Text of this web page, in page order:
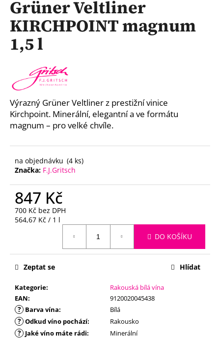
Grüner Veltliner
KIRCHPOINT magnum
1,5 l
Výrazný Grüner Veltliner z prestižní vinice
Kirchpoint. Minerální, elegantní a ve formátu
magnum – pro velké chvíle.
na objednávku (4 ks)
Značka: F.J.Gritsch
847 Kč
700 Kč bez DPH
Měrná
564,67 Kč / 1 l
DO KOŠÍKU
Kategorie:
Rakouská bílá vína
EAN: 9120020045438
? Barva vína: Bílá
? Odkud víno pochází: Rakousko
? Jaké víno máte rádi: Minerální
Zeptat se Hlídat
a
j
í
t
HLEDAT
D
o
u
e
m